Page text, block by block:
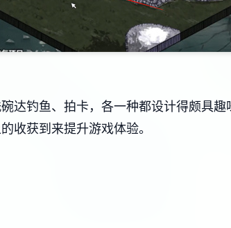
达钓鱼、拍卡，各一种都设计得颇具
收获到来提升游戏体验。